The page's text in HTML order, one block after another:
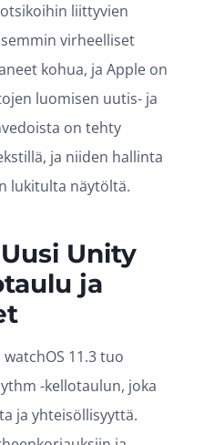
liittyvien
virheelliset
kohua, ja Apple on
luomisen uutis- ja
on tehty
ja niiden hallinta
lukitulta näytöltä.
Uusi Unity
ja
11.3 tuo
-kellotaulun, joka
ja yhteisöllisyyttä.